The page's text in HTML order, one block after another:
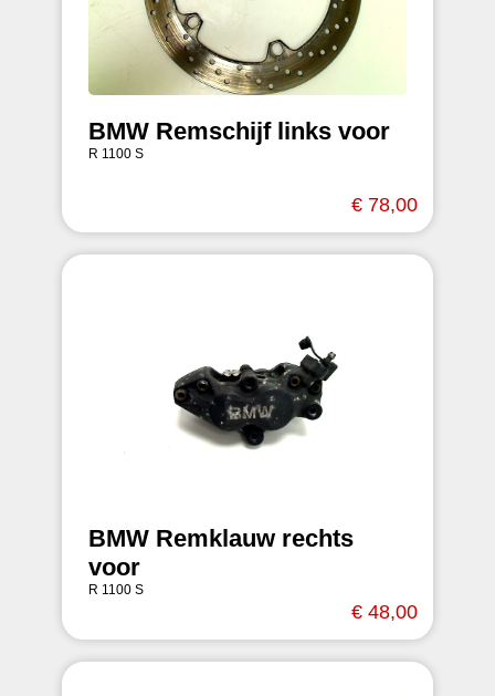
BMW Remschijf links voor
R 1100 S
€ 78,00
BMW Remklauw rechts
voor
R 1100 S
€ 48,00